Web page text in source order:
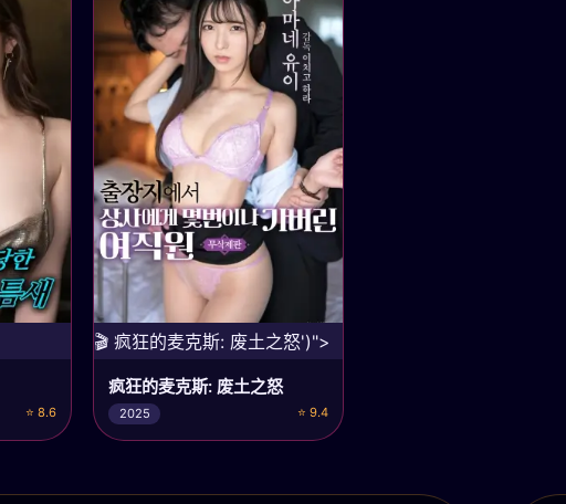
⭐ 8.6
🎬 疯狂的麦克斯: 废土之怒')">
疯狂的麦克斯: 废土之怒
2025 ⭐ 9.4